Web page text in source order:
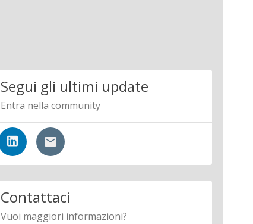
Segui gli ultimi update
Entra nella community
Contattaci
Vuoi maggiori informazioni?